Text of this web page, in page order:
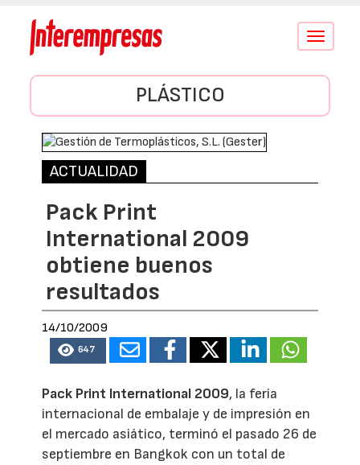
Conmutar
PLÁSTICO
ACTUALIDAD
Pack Print
International 2009
obtiene buenos
resultados
14/10/2009
647
Pack Print International 2009, la feria
internacional de embalaje y de impresión en
el mercado asiático, terminó el pasado 26 de
septiembre en Bangkok con un total de